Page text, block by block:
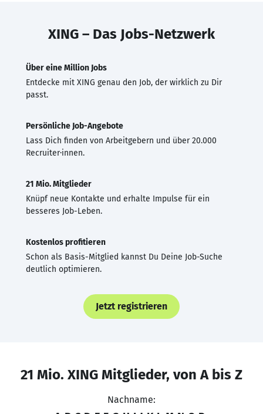
XING – Das Jobs-Netzwerk
Über eine Million Jobs
Entdecke mit XING genau den Job, der wirklich zu Dir
passt.
Persönliche Job-Angebote
Lass Dich finden von Arbeitgebern und über 20.000
Recruiter·innen.
21 Mio. Mitglieder
Knüpf neue Kontakte und erhalte Impulse für ein
besseres Job-Leben.
Kostenlos profitieren
Schon als Basis-Mitglied kannst Du Deine Job-Suche
deutlich optimieren.
Jetzt registrieren
21 Mio. XING Mitglieder, von A bis Z
Nachname: